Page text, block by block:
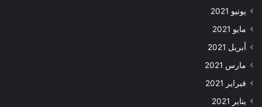
يونيو 2021
مايو 2021
أبريل 2021
مارس 2021
فبراير 2021
يناير 2021